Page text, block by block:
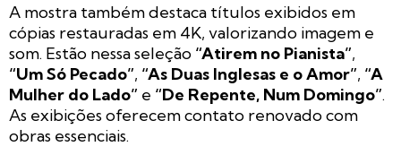
A mostra também destaca títulos exibidos em
cópias restauradas em 4K, valorizando imagem e
som. Estão nessa seleção “Atirem no Pianista”,
“Um Só Pecado”, “As Duas Inglesas e o Amor”, “A
Mulher do Lado” e “De Repente, Num Domingo”.
As exibições oferecem contato renovado com
obras essenciais.